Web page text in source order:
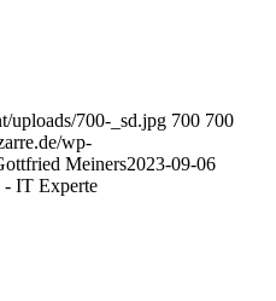
uploads/700-_sd.jpg 700 700
wp-
Meiners2023-09-06
- IT Experte